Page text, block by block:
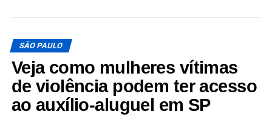
SÃO PAULO
Veja como mulheres vítimas
de violência podem ter acesso
ao auxílio-aluguel em SP